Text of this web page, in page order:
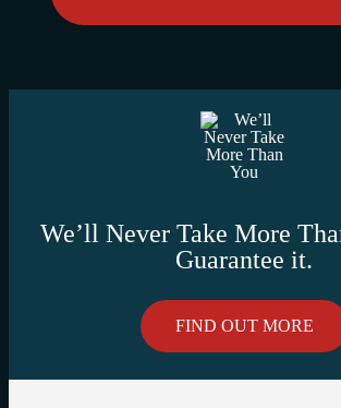
We’ll Never Take More
Guarantee it.
FIND OUT MORE